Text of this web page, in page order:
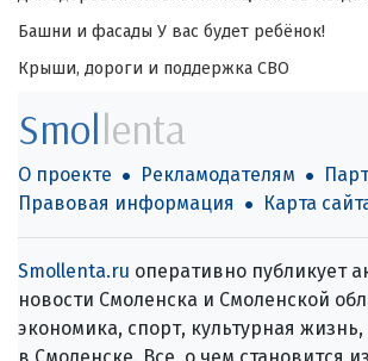
Башни и фасады У вас будет ребёнок!
Крыши, дороги и поддержка СВО
Smollenta
О проекте Рекламодателям
Правовая информация
Карта
Smollenta.ru оперативно публикует
новости Смоленска и Смоленской
экономика, спорт, культурная